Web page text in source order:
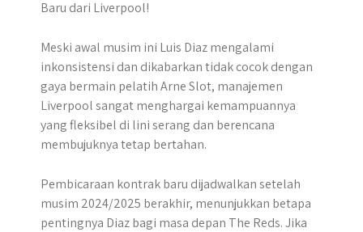
Meski awal musim ini Luis Diaz mengalami
inkonsistensi dan dikabarkan tidak cocok dengan
gaya bermain pelatih Arne Slot, manajemen
Liverpool sangat menghargai kemampuannya
yang fleksibel di lini serang dan berencana
membujuknya tetap bertahan.
Pembicaraan kontrak baru dijadwalkan setelah
musim 2024/2025 berakhir, menunjukkan betapa
pentingnya Diaz bagi masa depan The Reds. Jika